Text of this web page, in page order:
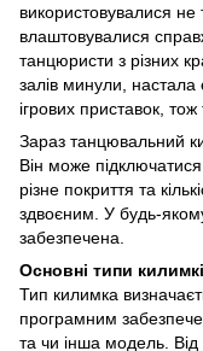
використовувалися не
влаштовувалися
танцюристи з різних
залів минули,
ігрових приставок,
Зараз танцювальний
Він може
різне покриття та
здвоєним. У будь-
забезпечена.
Основні типи
Тип килимка
програмним
та чи інша модель. Від